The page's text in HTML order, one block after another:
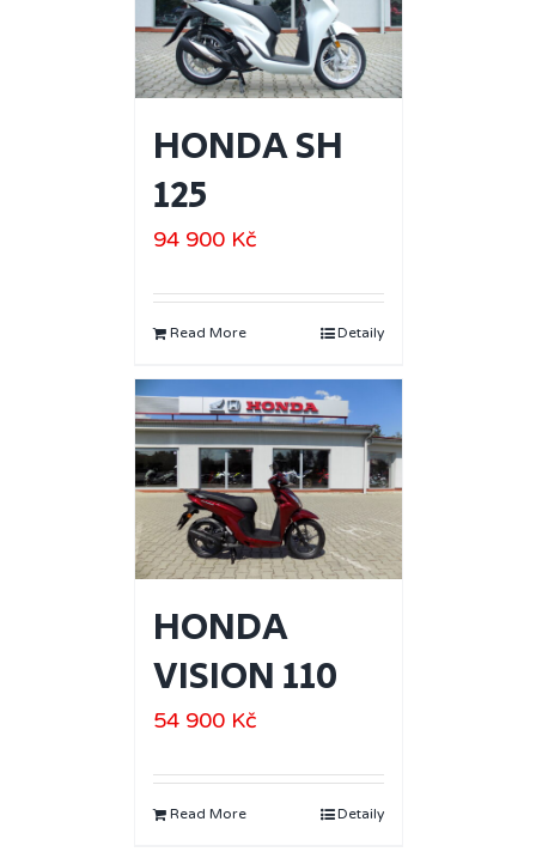
HONDA SH
125
94 900 Kč
Read More Detaily
HONDA
VISION 110
54 900 Kč
Read More Detaily